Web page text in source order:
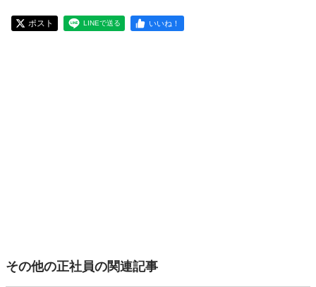
ポスト LINEで送る いいね！
その他の正社員の関連記事